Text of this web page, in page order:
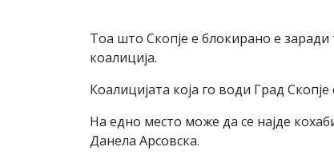
Тоа што Скопје е блокирано е заради
коалиција.
Коалицијата која го води Град
На едно место може да се најде
Данела Арсовска.